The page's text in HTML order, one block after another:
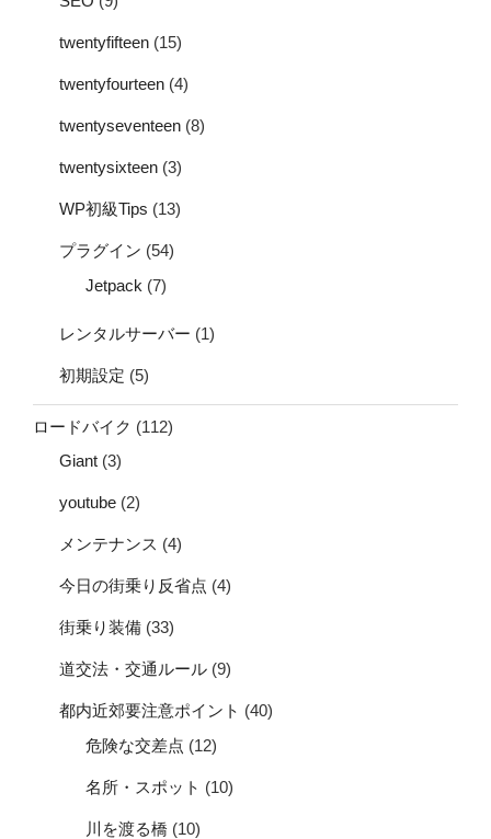
twentyfifteen (15)
twentyfourteen (4)
twentyseventeen (8)
twentysixteen (3)
WP初級Tips (13)
プラグイン (54)
Jetpack (7)
レンタルサーバー (1)
初期設定 (5)
ロードバイク (112)
Giant (3)
youtube (2)
メンテナンス (4)
今日の街乗り反省点 (4)
街乗り装備 (33)
道交法・交通ルール (9)
都内近郊要注意ポイント (40)
危険な交差点 (12)
名所・スポット (10)
川を渡る橋 (10)